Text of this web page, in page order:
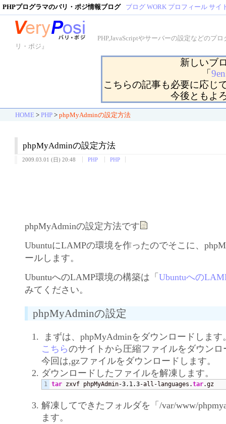
PHPプログラマのバリ・ポジ情報ブログ ブログ WORK プロフィール サイ
PHP,JavaScriptやサーバーの設定などのプ
リ・ポジ』
新しいブ
「
こちらの記事も必要に応じ
今後ともよ
HOME > PHP > phpMyAdminの設定方法
phpMyAdminの設定方法
2009.03.01 (日) 20:48 PHP PHP
phpMyAdminの設定方法です
UbuntuにLAMPの環境を作ったのでそこに、
ールします。
UbuntuへのLAMP環境の構築は「Ubuntuへの
みてください。
phpMyAdminの設定
まずは、phpMyAdminをダウンロードします
こちらのサイトから圧縮ファイルをダウンロ
今回は,gzファイルをダウンロードします。
ダウンロードしたファイルを解凍します。
tar zxvf phpMyAdmin-3.1 .3-all-languages.tar.gz
解凍してできたフォルダを「/var/www/
ます。